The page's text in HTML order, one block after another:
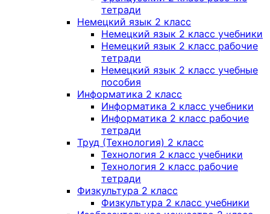
тетради
Немецкий язык 2 класс
Немецкий язык 2 класс учебники
Немецкий язык 2 класс рабочие
тетради
Немецкий язык 2 класс учебные
пособия
Информатика 2 класс
Информатика 2 класс учебники
Информатика 2 класс рабочие
тетради
Труд (Технология) 2 класс
Технология 2 класс учебники
Технология 2 класс рабочие
тетради
Физкультура 2 класс
Физкультура 2 класс учебники